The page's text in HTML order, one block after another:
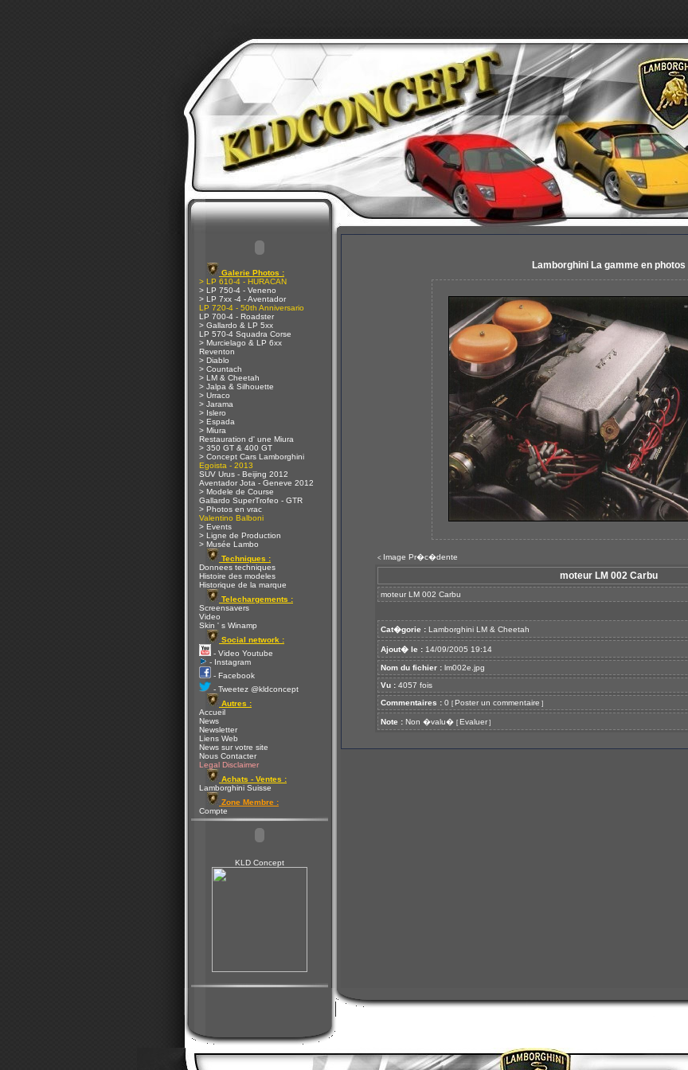
Galerie Photos :
> LP 610-4 - HURACAN
> LP 750-4 - Veneno
> LP 7xx -4 - Aventador
LP 720-4 - 50th Anniversario
LP 700-4 - Roadster
> Gallardo & LP 5xx
LP 570-4 Squadra Corse
> Murcielago & LP 6xx
Reventon
> Diablo
> Countach
> LM & Cheetah
> Jalpa & Silhouette
> Urraco
> Jarama
> Islero
> Espada
> Miura
Restauration d' une Miura
> 350 GT & 400 GT
> Concept Cars Lamborghini
Egoista - 2013
SUV Urus - Beijing 2012
Aventador Jota - Geneve 2012
> Modele de Course
Gallardo SuperTrofeo - GTR
> Photos en vrac
Valentino Balboni
> Events
> Ligne de Production
> Musée Lambo
Techniques :
Donnees techniques
Histoire des modeles
Historique de la marque
Telechargements :
Screensavers
Video
Skin ' s Winamp
Social network :
- Video Youtube
- Instagram
- Facebook
- Tweetez @kldconcept
Autres :
Accueil
News
Newsletter
Liens Web
News sur votre site
Nous Contacter
Legal Disclaimer
Achats - Ventes :
Lamborghini Suisse
Zone Membre :
Compte
KLD Concept
Lamborghini La gamme en photos
< Image Pr�c�dente
moteur LM 002 Carbu
moteur LM 002 Carbu
Cat�gorie : Lamborghini LM & Cheetah
Ajout� le : 14/09/2005 19:14
Nom du fichier : lm002e.jpg
Vu : 4057 fois
Commentaires : 0 [ Poster un commentaire ]
Note : Non �valu� [ Evaluer ]